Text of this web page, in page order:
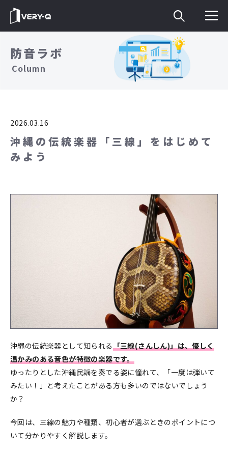
防音ラボ
Column
2026.03.16
沖縄の伝統楽器「三線」をはじめて
みよう
沖縄の伝統楽器として知られる「三線(さんしん)」は、優しく
温かみのある音色が特徴の楽器です。
ゆったりとした沖縄民謡を奏でる姿に憧れて、「一度は弾いて
みたい！」と考えたことがある方も多いのではないでしょう
か？
今回は、三線の魅力や種類、初心者が選ぶときのポイントにつ
いて分かりやすく解説します。